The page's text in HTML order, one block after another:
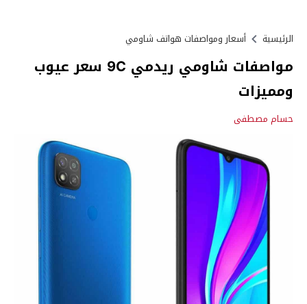
الرئيسية أسعار ومواصفات هواتف شاومي
مواصفات شاومي ريدمي 9C سعر عيوب
ومميزات
حسام مصطفى